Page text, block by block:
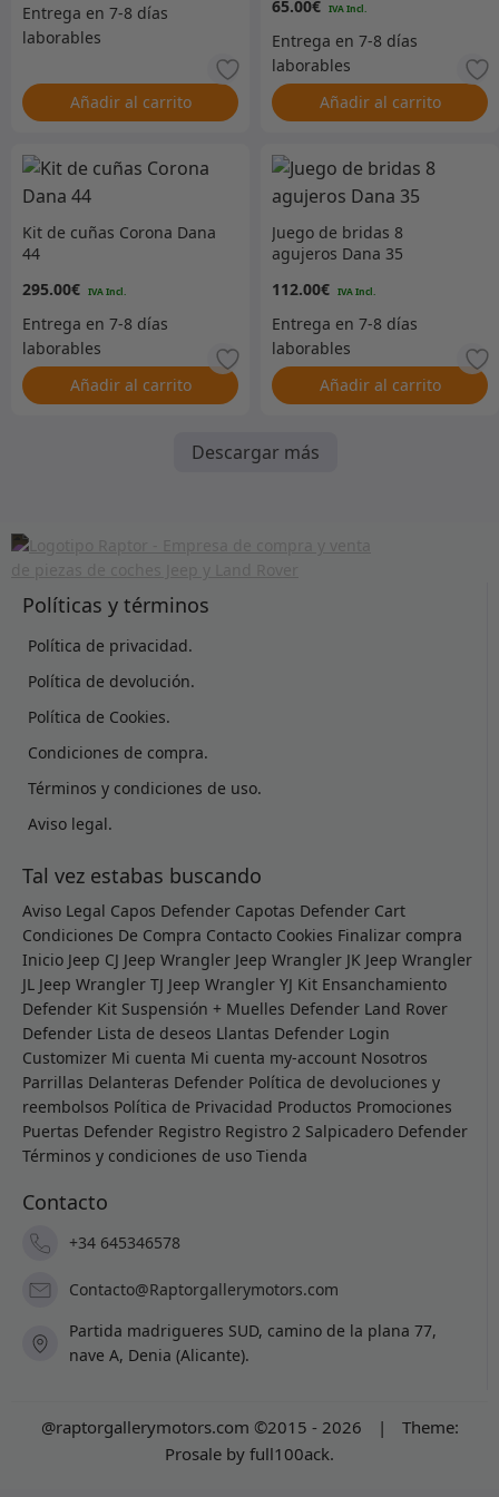
Añadir al carrito
65.00€
Añadir al carrito
Kit de cuñas Corona Dana
44
295.00€
Añadir al carrito
Juego de bridas 8
agujeros Dana 35
112.00€
Añadir al carrito
Descargar más
Políticas y términos
Política de privacidad.
Política de devolución.
Política de Cookies.
Condiciones de compra.
Términos y condiciones de uso.
Aviso legal.
Tal vez estabas buscando
Aviso Legal Capos Defender Capotas Defender Cart
Condiciones De Compra Contacto Cookies Finalizar compra
Inicio Jeep CJ Jeep Wrangler Jeep Wrangler JK Jeep Wrangler
JL Jeep Wrangler TJ Jeep Wrangler YJ Kit Ensanchamiento
Defender Kit Suspensión + Muelles Defender Land Rover
Defender Lista de deseos Llantas Defender Login
Customizer Mi cuenta Mi cuenta my-account Nosotros
Parrillas Delanteras Defender Política de devoluciones y
reembolsos Política de Privacidad Productos Promociones
Puertas Defender Registro Registro 2 Salpicadero Defender
Términos y condiciones de uso Tienda
Contacto
+34 645346578
Contacto@Raptorgallerymotors.com
Partida madrigueres SUD, camino de la plana 77,
nave A, Denia (Alicante).
@raptorgallerymotors.com ©2015 - 2026 |
Theme:
Prosale by full100ack.